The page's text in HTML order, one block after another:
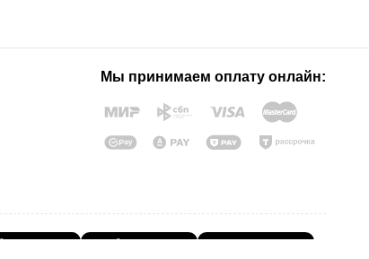
Мы принимаем оплату онлайн: